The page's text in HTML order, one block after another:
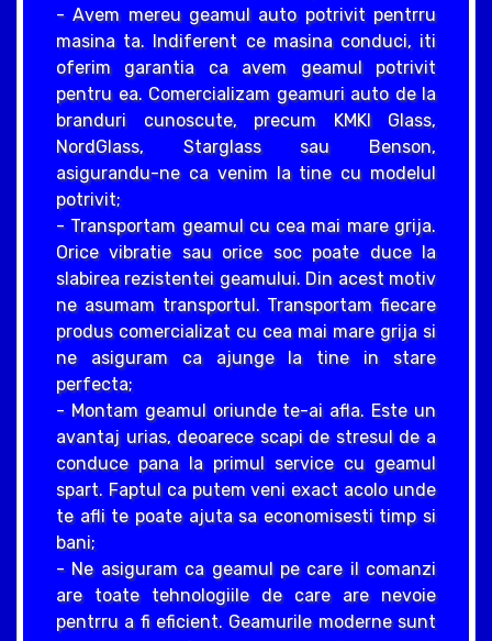
- Avem mereu geamul auto potrivit pentrru
masina ta. Indiferent ce masina conduci, iti
oferim garantia ca avem geamul potrivit
pentru ea. Comercializam geamuri auto de la
branduri cunoscute, precum KMKI Glass,
NordGlass, Starglass sau Benson,
asigurandu-ne ca venim la tine cu modelul
potrivit;
- Transportam geamul cu cea mai mare grija.
Orice vibratie sau orice soc poate duce la
slabirea rezistentei geamului. Din acest motiv
ne asumam transportul. Transportam fiecare
produs comercializat cu cea mai mare grija si
ne asiguram ca ajunge la tine in stare
perfecta;
- Montam geamul oriunde te-ai afla. Este un
avantaj urias, deoarece scapi de stresul de a
conduce pana la primul service cu geamul
spart. Faptul ca putem veni exact acolo unde
te afli te poate ajuta sa economisesti timp si
bani;
- Ne asiguram ca geamul pe care il comanzi
are toate tehnologiile de care are nevoie
pentrru a fi eficient. Geamurile moderne sunt